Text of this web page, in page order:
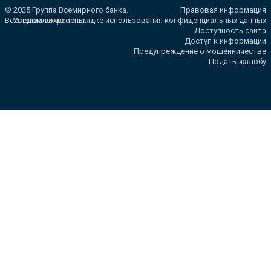
© 2025 Группа Всемирного банка.
Все права сохранены.
Правовая информация
Уведомление о порядке использования конфиденциальных данных
Доступность сайта
Доступ к информации
Предупреждение о мошенничестве
Подать жалобу